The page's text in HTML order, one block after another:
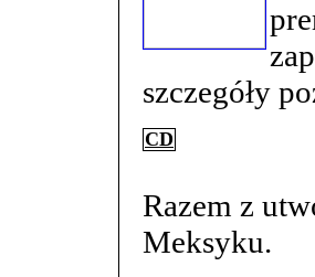
szczegóły
CD
Razem z
Meksyku.